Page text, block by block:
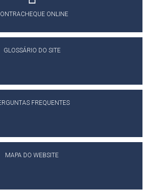
ONLINE
GLOSSÁRIO DO SITE
FREQUENTES
MAPA DO WEBSITE